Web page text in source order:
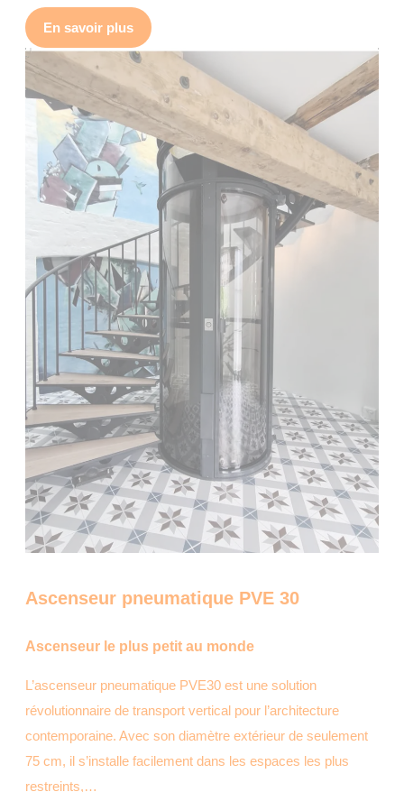
En savoir plus
Ascenseur pneumatique PVE 30
Ascenseur le plus petit au monde
L’ascenseur pneumatique PVE30 est une solution
révolutionnaire de transport vertical pour l’architecture
contemporaine. Avec son diamètre extérieur de seulement
75 cm, il s’installe facilement dans les espaces les plus
restreints,…